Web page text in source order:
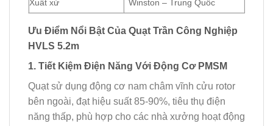
Xuất xứ Winston – Trung Quốc
Ưu Điểm Nổi Bật Của Quạt Trần Công Nghiệp
HVLS 5.2m
1. Tiết Kiệm Điện Năng Với Động Cơ PMSM
Quạt sử dụng động cơ nam châm vĩnh cửu rotor
bên ngoài, đạt hiệu suất 85-90%, tiêu thụ điện
năng thấp, phù hợp cho các nhà xưởng hoạt động